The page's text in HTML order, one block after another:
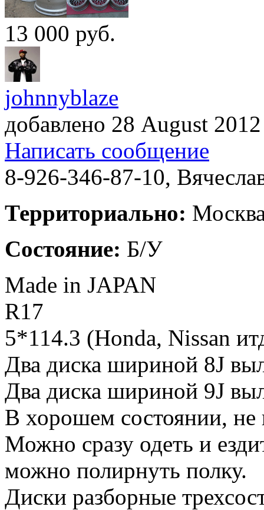
13 000 руб.
johnnyblaze
добавлено 28 August
Написать сообщение
8-926-346-87-10,
Территориально:
Состояние: Б/У
Made in JAPAN
R17
5*114.3 (Honda, Nissan
Два диска шириной 8J
Два диска шириной 9J
В хорошем состоянии, не
Можно сразу одеть и
можно полирнуть полку.
Диски разборные